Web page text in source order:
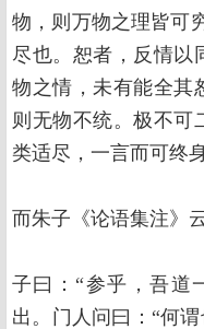
物，则万物之理皆可
尽也。恕者，反情以
物之情，未有能全其
则无物不统。极不可
类适尽，一言而可终
而朱子《论语集注》
子曰：“参乎，吾道
出。门人问曰：“何